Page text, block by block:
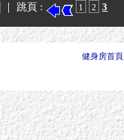
｜ 跳頁 : 1 2 3
健身房首頁